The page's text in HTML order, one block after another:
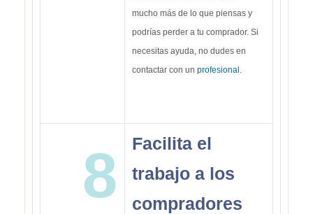
mucho más de lo que piensas y
podrías perder a tu comprador. Si
necesitas ayuda, no dudes en
contactar con un profesional
8
Facilita el
trabajo a los
compradores